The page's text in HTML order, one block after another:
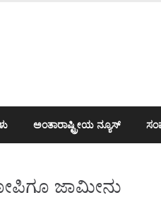
ಅಂತಾರಾಷ್ಟ್ರೀಯ ನ್ಯೂಸ್
ಜಾಮೀನು